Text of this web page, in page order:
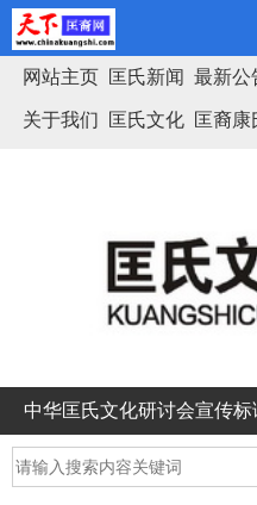
网站主页 匡氏新闻 最新公
关于我们 匡氏文化 匡裔康
中华匡氏文化研讨会宣传标